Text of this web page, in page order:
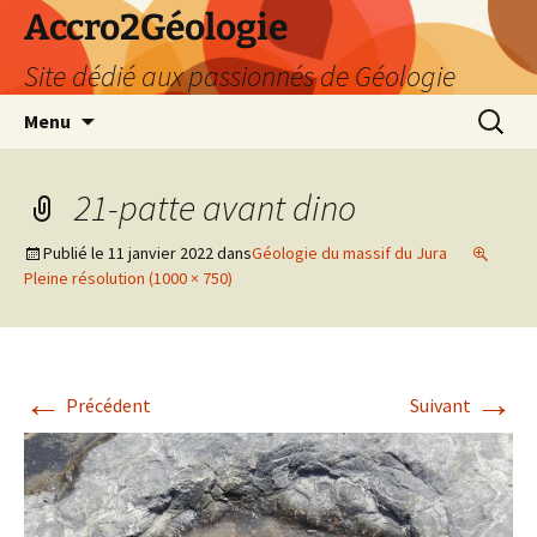
Accro2Géologie
Site dédié aux passionnés de Géologie
Menu
21-patte avant dino
Publié le 11 janvier 2022dansGéologie du massif du Jura
Pleine résolution (1000 × 750)
← Précédent Suivant →